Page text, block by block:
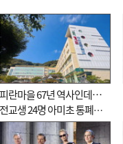
피란마을 67년 역사인데…
전교생 24명 아미초 통폐합
기로